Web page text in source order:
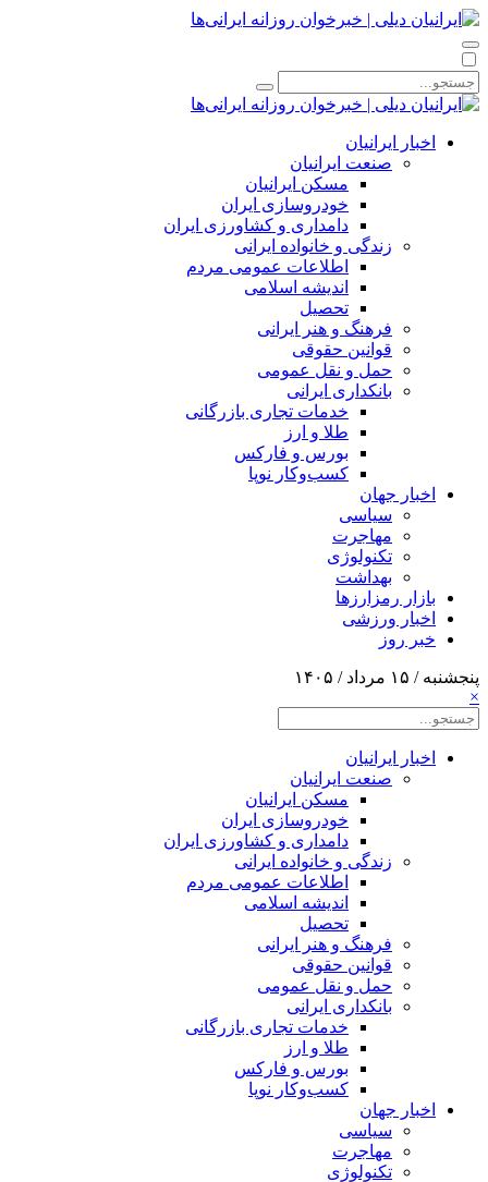
اخبار ایرانیان
صنعت ایرانیان
مسکن ایرانیان
خودروسازی ایران
دامداری و کشاورزی ایران
زندگی و خانواده ایرانی
اطلاعات عمومی مردم
اندیشه اسلامی
تحصیل
فرهنگ و هنر ایرانی
قوانین حقوقی
حمل و نقل عمومی
بانکداری ایرانی
خدمات تجاری بازرگانی
طلا و ارز
بورس و فارکس
کسب‌وکار نوپا
اخبار جهان
سیاسی
مهاجرت
تکنولوژی
بهداشت
بازار رمزارزها
اخبار ورزشی
خبر روز
پنجشنبه / ۱۵ مرداد / ۱۴۰۵
×
اخبار ایرانیان
صنعت ایرانیان
مسکن ایرانیان
خودروسازی ایران
دامداری و کشاورزی ایران
زندگی و خانواده ایرانی
اطلاعات عمومی مردم
اندیشه اسلامی
تحصیل
فرهنگ و هنر ایرانی
قوانین حقوقی
حمل و نقل عمومی
بانکداری ایرانی
خدمات تجاری بازرگانی
طلا و ارز
بورس و فارکس
کسب‌وکار نوپا
اخبار جهان
سیاسی
مهاجرت
تکنولوژی